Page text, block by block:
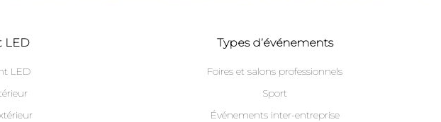
LED
LED
Types d’événements
Foires et salons professionnels
Sport
Événements inter-entreprise